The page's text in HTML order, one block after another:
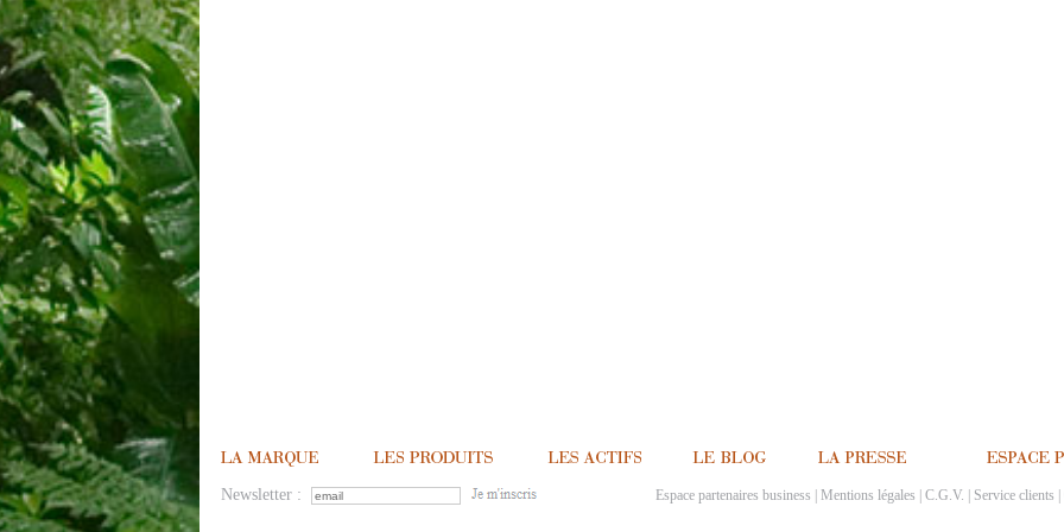
Newsletter : Espace partenaires business | Mentions légales | C.G.V. | Service clients |